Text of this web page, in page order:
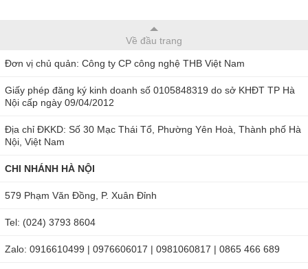
Cân sấy ẩm Kett FD-800 chất lượng cao được phân phối
tạiThbvn.comvới cam kết Chính hãng 100% - Giá tốt. Quý
khách hãy gọi ngay đếnHotline Hà Nội: 0904.810.817 - Hồ
Chí Minh: 0979.244.335
chuyên sâu giúp chọn được sản phẩm hữu ích.
Về đầu trang
Đơn vị chủ quản: Công ty CP công nghệ THB Việt Nam
Giấy phép đăng ký kinh doanh số 0105848319 do sở KHĐT TP Hà
Nội cấp ngày 09/04/2012
Địa chỉ ĐKKD: Số 30 Mạc Thái Tổ, Phường Yên Hoà, Thành phố Hà
Nội, Việt Nam
CHI NHÁNH HÀ NỘI
579 Phạm Văn Đồng, P. Xuân Đỉnh
Tel: (024) 3793 8604
Zalo: 0916610499 | 0976606017 | 0981060817 | 0865 466 689